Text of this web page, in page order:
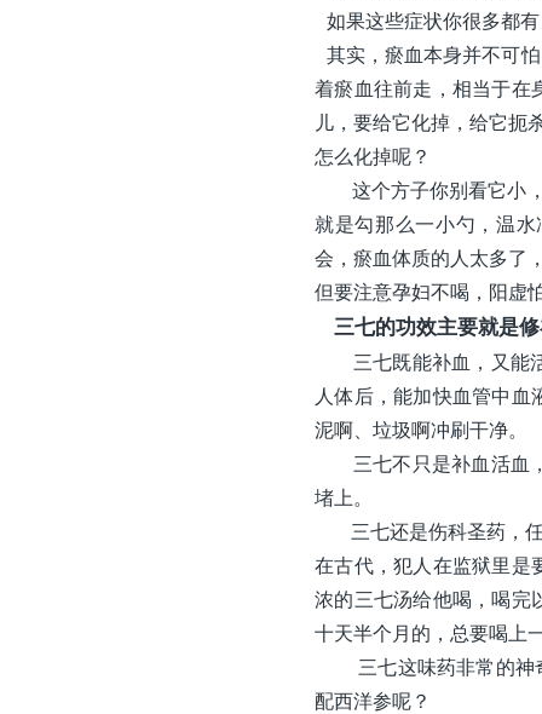
如果这些症状你很多都
其实，瘀血本身并不可
着瘀血往前走，相当于在
儿，要给它化掉，给它扼
怎么化掉呢？
这个方子你别看它小，
就是勾那么一小勺，温
会，瘀血体质的人太多了
但要注意孕妇不喝，阳虚
三七的功效主要就是
三七既能补血，又能活
人体后，能加快血管中
泥啊、垃圾啊冲刷干净。
三七不只是补血活血，
堵上。
三七还是伤科圣药，任
在古代，犯人在监狱里是
浓的三七汤给他喝，喝完
十天半个月的，总要喝上
三七这味药非常的神奇
配西洋参呢？